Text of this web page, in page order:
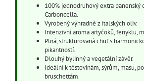
100% jednodruhový extra
Carboncella.
Vyrobený výhradně z italských oliv.
Intenzivní aroma artyčoků, fenyklu,
Plná, strukturovaná chuť s
pikantností.
Dlouhý bylinný a vegetální závěr.
Ideální k těstovinám, sýrům, masu,
bruschettám.